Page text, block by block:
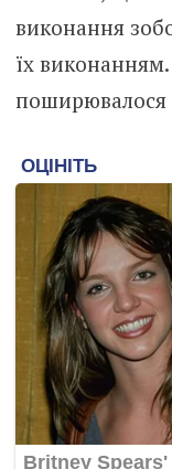
виконання
їх
поширювалося